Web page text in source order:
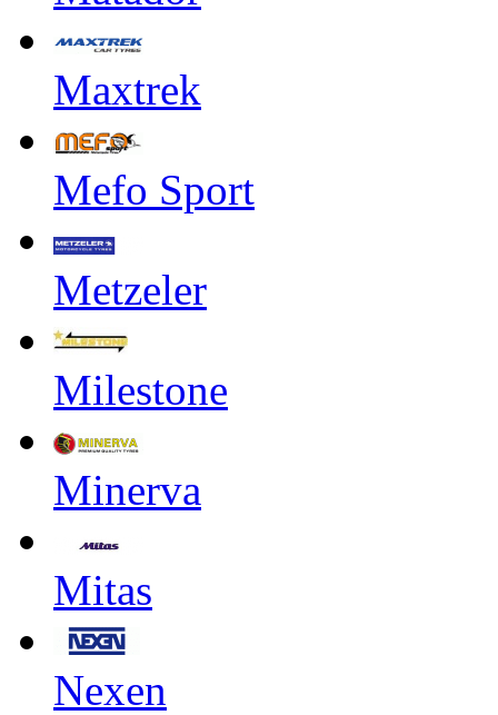
Maxtrek
Mefo Sport
Metzeler
Milestone
Minerva
Mitas
Nexen